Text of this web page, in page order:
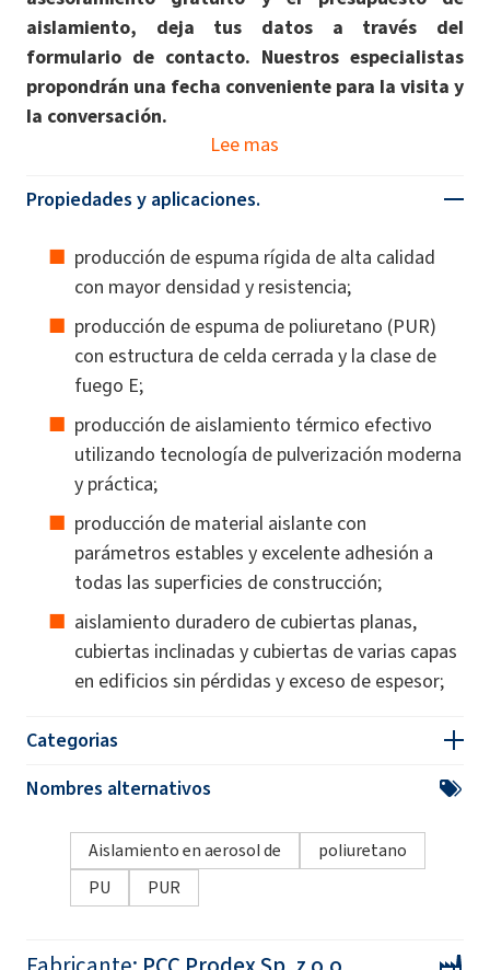
aislamiento, deja tus datos a través del
formulario de contacto. Nuestros especialistas
propondrán una fecha conveniente para la visita y
la conversación.
Lee mas
Propiedades y aplicaciones.
producción de espuma rígida de alta calidad
con mayor densidad y resistencia;
producción de espuma de poliuretano (PUR)
con estructura de celda cerrada y la clase de
fuego E;
producción de aislamiento térmico efectivo
utilizando tecnología de pulverización moderna
y práctica;
producción de material aislante con
parámetros estables y excelente adhesión a
todas las superficies de construcción;
aislamiento duradero de cubiertas planas,
cubiertas inclinadas y cubiertas de varias capas
en edificios sin pérdidas y exceso de espesor;
Categorias
Nombres alternativos
Aislamiento en aerosol de
poliuretano
PU
PUR